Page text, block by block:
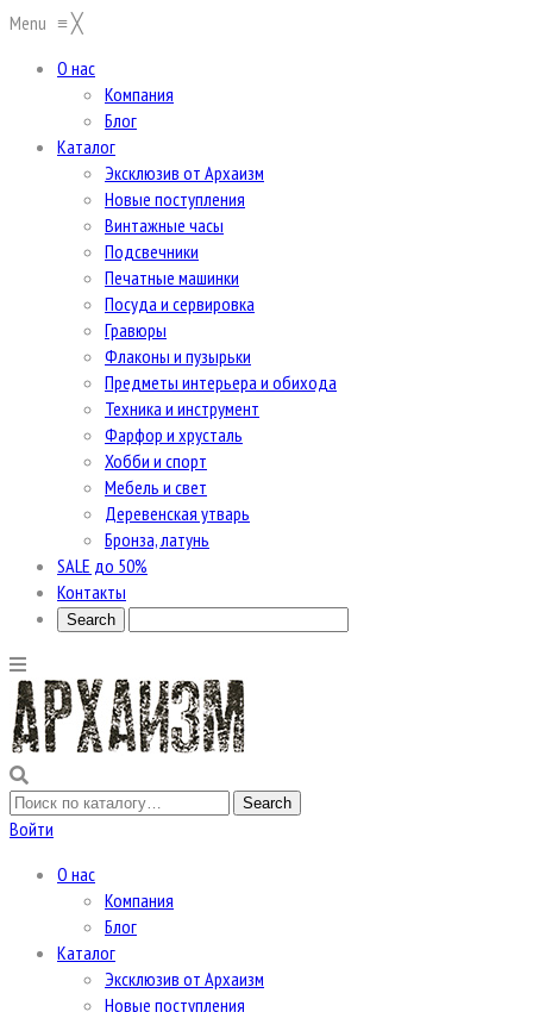
Menu ≡╳
О нас
Компания
Блог
Каталог
Эксклюзив от Архаизм
Новые поступления
Винтажные часы
Подсвечники
Печатные машинки
Посуда и сервировка
Гравюры
Флаконы и пузырьки
Предметы интерьера и обихода
Техника и инструмент
Фарфор и хрусталь
Хобби и спорт
Мебель и свет
Деревенская утварь
Бронза, латунь
SALE до 50%
Контакты
Войти
О нас
Компания
Блог
Каталог
Эксклюзив от Архаизм
Новые поступления